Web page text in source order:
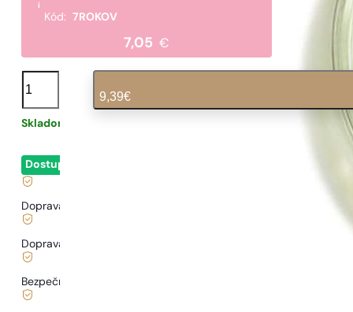
i
Kód:7ROKOV
7,05 €
množstvo
N°
620
9,39€
Skladom
Dostupné
Doprava zadarmo od
Doprava od
Bezpečné nakupovanie a platby